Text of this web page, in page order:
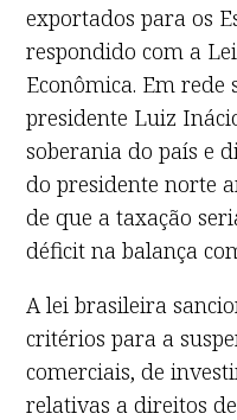
exportados para os
respondido com a
Econômica. Em
presidente Luiz
soberania do país e
do presidente norte
de que a taxação
déficit na balança
A lei brasileira
critérios para a
comerciais, de
relativas a direitos